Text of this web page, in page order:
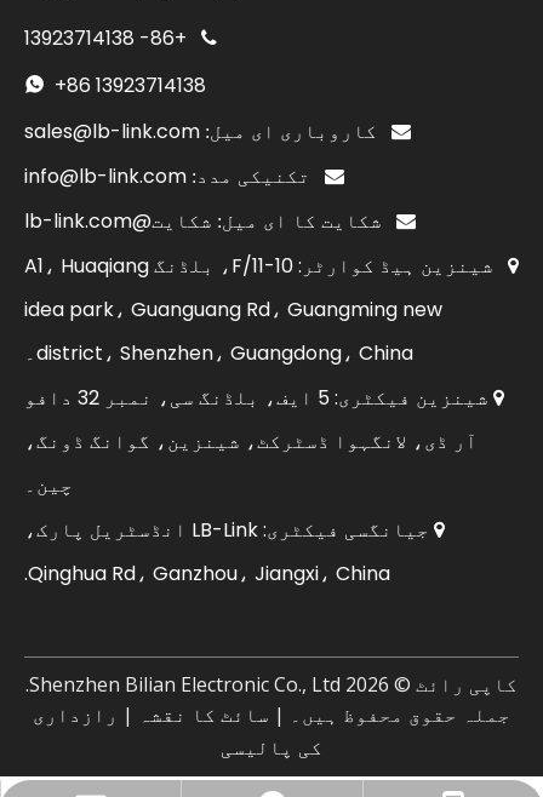

+86-
13923714138
 +86 13923714138
 کاروباری ای میل: sales@lb-link.com
 تکنیکی مدد: info@lb-link.com
 شکایت کا ای میل: شکایت@lb-link.com

شینزین ہیڈ کوارٹر: 10-11/F، بلڈنگ A1، Huaqiang
idea park، Guanguang Rd، Guangming new
district، Shenzhen، Guangdong، China۔

شینزین فیکٹری: 5 ایف، بلڈنگ سی، نمبر 32 دافو
آر ڈی، لانگہوا ڈسٹرکٹ، شینزین، گوانگ ڈونگ،
چین۔

جیانگسی فیکٹری: LB-Link انڈسٹریل پارک،
Qinghua Rd، Ganzhou، Jiangxi، China.
کاپی رائٹ © 2026
Shenzhen Bilian Electronic Co., Ltd.
جملہ حقوق محفوظ ہیں۔ | سائٹ کا نقشہ | رازداری
کی پالیسی